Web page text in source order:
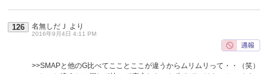
126 名無しだＪ より
2016年9月4日 4:11 PM
>>SMAPと他のG比べてこことここが違うからムリムリって・・（笑）